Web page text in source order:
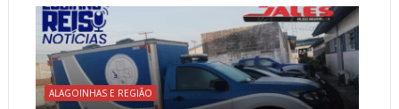
ALAGOINHAS E REGIÃO